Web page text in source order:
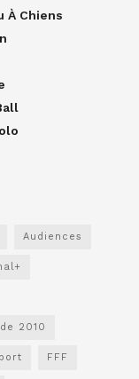
À Chiens
Audiences
2010
FFF